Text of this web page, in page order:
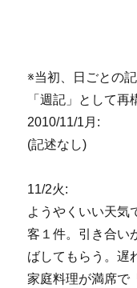
※当初、日ごとの
「週記」として再
2010/11/1月:
(記述なし)
11/2火:
ようやくいい天気
客１件。引き合い
ばしてもらう。遅
家庭料理が満席で